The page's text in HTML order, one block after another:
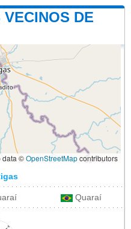
DE
data ©OpenStreetMapcontributors
Quaraí